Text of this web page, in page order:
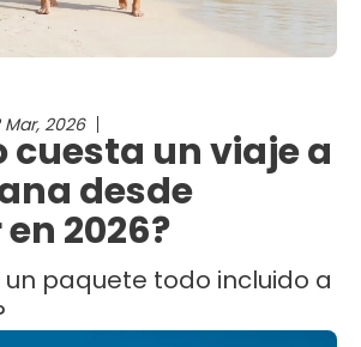
Mar, 2026
cuesta un viaje a
desde
2026?
un paquete todo incluido a